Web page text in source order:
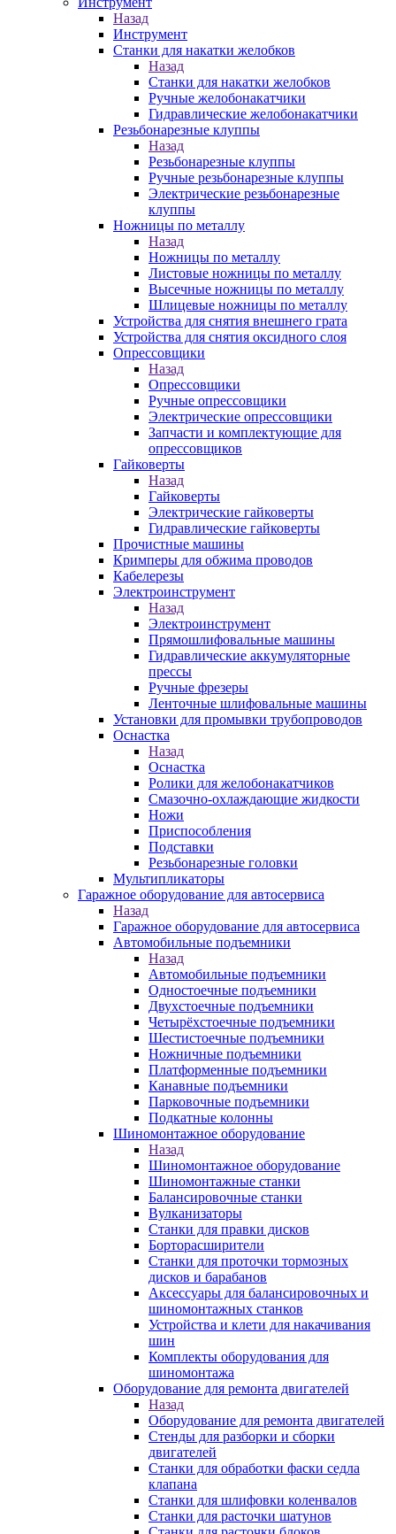
Назад
Инструмент
Станки для накатки желобков
Назад
Станки для накатки желобков
Ручные желобонакатчики
Гидравлические желобонакатчики
Резьбонарезные клуппы
Назад
Резьбонарезные клуппы
Ручные резьбонарезные клуппы
Электрические резьбонарезные
клуппы
Ножницы по металлу
Назад
Ножницы по металлу
Листовые ножницы по металлу
Высечные ножницы по металлу
Шлицевые ножницы по металлу
Устройства для снятия внешнего грата
Устройства для снятия оксидного слоя
Опрессовщики
Назад
Опрессовщики
Ручные опрессовщики
Электрические опрессовщики
Запчасти и комплектующие для
опрессовщиков
Гайковерты
Назад
Гайковерты
Электрические гайковерты
Гидравлические гайковерты
Прочистные машины
Кримперы для обжима проводов
Кабелерезы
Электроинструмент
Назад
Электроинструмент
Прямошлифовальные машины
Гидравлические аккумуляторные
прессы
Ручные фрезеры
Ленточные шлифовальные машины
Установки для промывки трубопроводов
Оснастка
Назад
Оснастка
Ролики для желобонакатчиков
Смазочно-охлаждающие жидкости
Ножи
Приспособления
Подставки
Резьбонарезные головки
Мультипликаторы
Гаражное оборудование для автосервиса
Назад
Гаражное оборудование для автосервиса
Автомобильные подъемники
Назад
Автомобильные подъемники
Одностоечные подъемники
Двухстоечные подъемники
Четырёхстоечные подъемники
Шестистоечные подъемники
Ножничные подъемники
Платформенные подъемники
Канавные подъемники
Парковочные подъемники
Подкатные колонны
Шиномонтажное оборудование
Назад
Шиномонтажное оборудование
Шиномонтажные станки
Балансировочные станки
Вулканизаторы
Станки для правки дисков
Борторасширители
Станки для проточки тормозных
дисков и барабанов
Аксессуары для балансировочных и
шиномонтажных станков
Устройства и клети для накачивания
шин
Комплекты оборудования для
шиномонтажа
Оборудование для ремонта двигателей
Назад
Оборудование для ремонта двигателей
Стенды для разборки и сборки
двигателей
Станки для обработки фаски седла
клапана
Станки для шлифовки коленвалов
Станки для расточки шатунов